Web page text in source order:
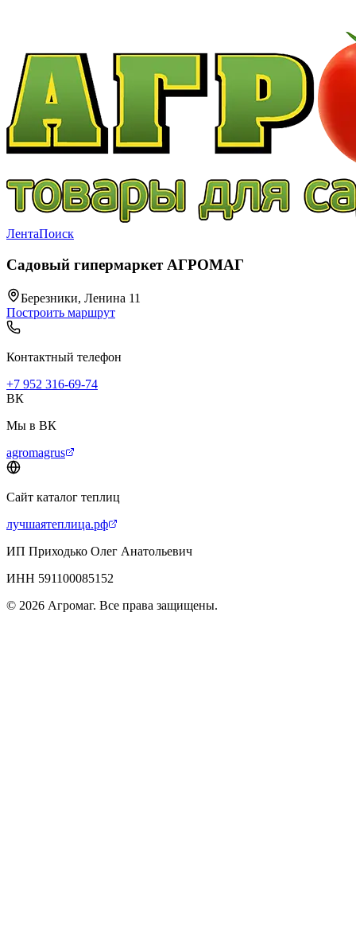
ЛентаПоиск
Садовый гипермаркет АГРОМАГ
Березники, Ленина 11
Построить маршрут
Контактный телефон
+7 952 316-69-74
ВК
Мы в ВК
agromagrus
Сайт каталог теплиц
лучшаятеплица.рф
ИП Приходько Олег Анатольевич
ИНН 591100085152
© 2026 Агромаг. Все права защищены.